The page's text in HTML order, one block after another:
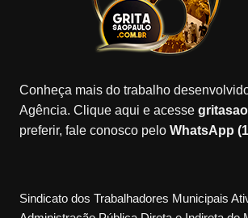
Conheça mais do trabalho
Agência. Clique aqui e acesse
preferir, fale conosco peloWhatsApp
Sindicato dos Trabalhadores Municipais